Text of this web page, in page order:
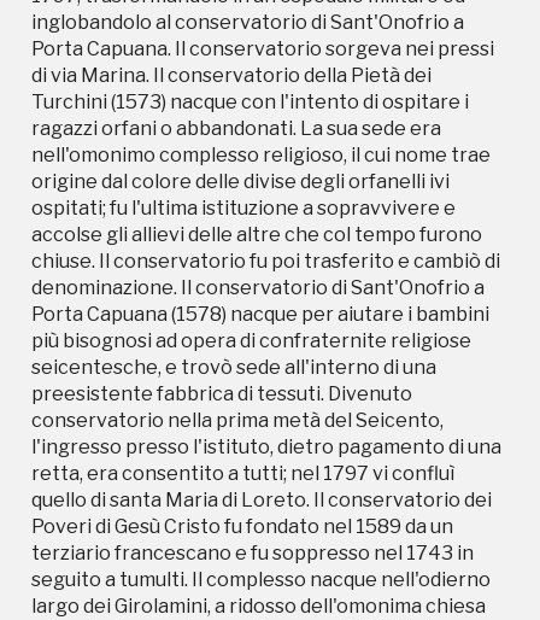
inglobandolo al conservatorio di Sant'Onofrio a
Porta Capuana. Il conservatorio sorgeva nei pressi
di via Marina. Il conservatorio della Pietà dei
Turchini (1573) nacque con l'intento di ospitare i
ragazzi orfani o abbandonati. La sua sede era
nell'omonimo complesso religioso, il cui nome trae
origine dal colore delle divise degli orfanelli ivi
ospitati; fu l'ultima istituzione a sopravvivere e
accolse gli allievi delle altre che col tempo furono
chiuse. Il conservatorio fu poi trasferito e cambiò di
denominazione. Il conservatorio di Sant'Onofrio a
Porta Capuana (1578) nacque per aiutare i bambini
più bisognosi ad opera di confraternite religiose
seicentesche, e trovò sede all'interno di una
preesistente fabbrica di tessuti. Divenuto
conservatorio nella prima metà del Seicento,
l'ingresso presso l'istituto, dietro pagamento di una
retta, era consentito a tutti; nel 1797 vi confluì
quello di santa Maria di Loreto. Il conservatorio dei
Poveri di Gesù Cristo fu fondato nel 1589 da un
terziario francescano e fu soppresso nel 1743 in
seguito a tumulti. Il complesso nacque nell'odierno
largo dei Girolamini, a ridosso dell'omonima chiesa
chiuse. Il conservatorio fu poi trasferito e cambiò di
denominazione. Il conservatorio di Sant'Onofrio a
Porta Capuana (1578) nacque per aiutare i bambini
più bisognosi ad opera di confraternite religiose
seicentesche, e trovò sede all'interno di una
preesistente fabbrica di tessuti. Divenuto
conservatorio nella prima metà del Seicento,
l'ingresso presso l'istituto, dietro pagamento di una
retta, era consentito a tutti; nel 1797 vi confluì
quello di santa Maria di Loreto. Il conservatorio dei
Poveri di Gesù Cristo fu fondato nel 1589 da un
terziario francescano e fu soppresso nel 1743 in
seguito a tumulti. Il complesso nacque nell'odierno
largo dei Girolamini, a ridosso dell'omonima chiesa
ed anche in questo caso, lo scopo dell'istituto era
quello di accogliere bambini orfani e poveri. Alla sua
chiusura, i bambini ospitati nella struttura furono
divisi nei restanti tre conservatori della città.